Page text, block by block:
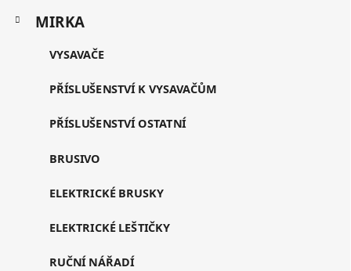
MIRKA
VYSAVAČE
PŘÍSLUŠENSTVÍ K VYSAVAČŮM
PŘÍSLUŠENSTVÍ OSTATNÍ
BRUSIVO
ELEKTRICKÉ BRUSKY
ELEKTRICKÉ LEŠTIČKY
RUČNÍ NÁŘADÍ